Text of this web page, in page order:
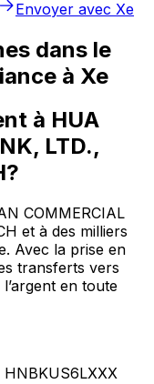
Envoyer avec Xe
dans le
à Xe
à HUA
LTD.,
COMMERCIAL
et à des milliers
Avec la prise en
transferts vers
en toute